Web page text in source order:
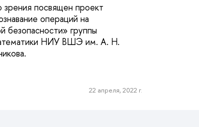
посвящен проект
операций на
безопасности» группы
НИУ ВШЭ им. А. Н.
22 апреля, 2022 г.